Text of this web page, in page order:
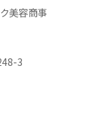
美容商事
3